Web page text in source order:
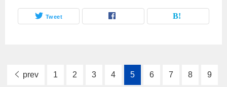
Tweet
prev 1 2 3 4 5 6 7 8 9